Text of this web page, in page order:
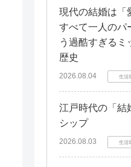
現代の結婚は「
すべて一人のパ
う過酷すぎる
歴史
2026.08.04 生活
江戸時代の「結
シップ
2026.08.03 生活